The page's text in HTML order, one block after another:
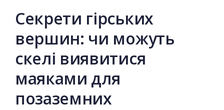
Секрети гірських
вершин: чи можуть
скелі виявитися
маяками для
позаземних